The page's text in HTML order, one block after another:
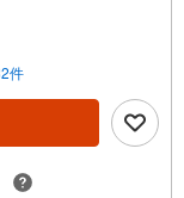
し、しっかり話し
になります。だか
住まい」をご提案
ット予約で当日見
る］をクリック
ご要望・ご質問欄」
全国第9位の売買仲
件